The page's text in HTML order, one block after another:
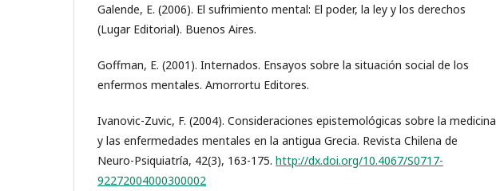
Galende, E. (2006). El sufrimiento mental: El poder, la ley y los derechos
(Lugar Editorial). Buenos Aires.
Goffman, E. (2001). Internados. Ensayos sobre la situación social de los
enfermos mentales. Amorrortu Editores.
Ivanovic-Zuvic, F. (2004). Consideraciones epistemológicas sobre la medicina
y las enfermedades mentales en la antigua Grecia. Revista Chilena de
Neuro-Psiquiatría, 42(3), 163-175. http://dx.doi.org/10.4067/S0717-
92272004000300002